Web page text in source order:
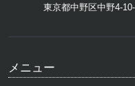
東京都中野区中野4-
メニュー